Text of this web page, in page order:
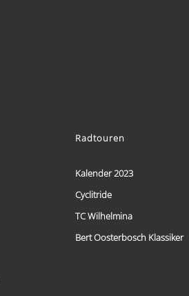
Radtouren
Kalender 2023
Cyclitride
TC Wilhelmina
Bert Oosterbosch Klassiker